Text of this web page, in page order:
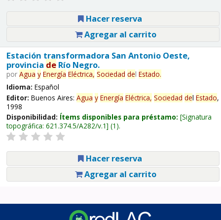
Hacer reserva
Agregar al carrito
Estación transformadora San Antonio Oeste,
provincia deRío Negro.
por Agua y Energía Eléctrica, Sociedad del Estado.
Idioma: Español
Editor: Buenos Aires: Agua y Energía Eléctrica, Sociedad del Estado,
1998
Disponibilidad: Ítems disponibles para préstamo: Signatura
topográfica: 621.374.5/A282/v.1 (1).
Hacer reserva
Agregar al carrito